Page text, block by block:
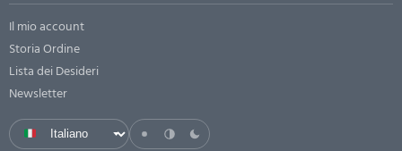
Il mio account
Storia Ordine
Lista dei Desideri
Newsletter